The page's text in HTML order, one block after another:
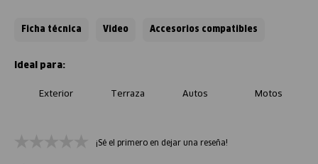
Ficha técnica Video Accesorios compatibles
Exterior Terraza Autos Motos
¡Sé el primero en dejar una reseña!